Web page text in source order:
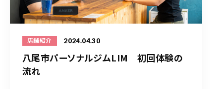
店舗紹介 2024.04.30
八尾市パーソナルジムLIM 初回体験の
流れ